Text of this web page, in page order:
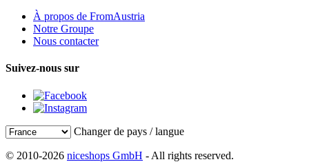
À propos de FromAustria
Notre Groupe
Nous contacter
Suivez-nous sur
Changer de pays / langue
© 2010-2026 niceshops GmbH - All rights reserved.